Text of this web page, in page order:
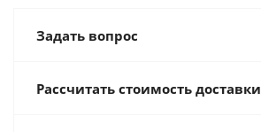
Задать вопрос
Рассчитать стоимость доставки